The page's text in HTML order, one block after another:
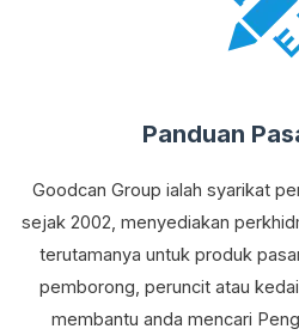
Panduan
Goodcan Group ialah syarikat
sejak 2002, menyediakan
terutamanya untuk produk
pemborong, peruncit atau
membantu anda mencari